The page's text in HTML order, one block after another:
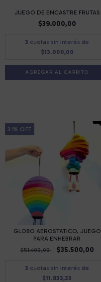
JUEGO DE ENCASTRE FRUTAS
$39.000,00
3 cuotas sin interés de
$13.000,00
31% OFF
GLOBO AEROSTATICO, JUEGO
PARA ENHEBRAR
$51.400,00
$35.500,00
3 cuotas sin interés de
$11.833,33